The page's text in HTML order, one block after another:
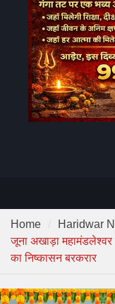
Home
Haridwar
जूना अखाड़ा
का निष्कासन बरकरार